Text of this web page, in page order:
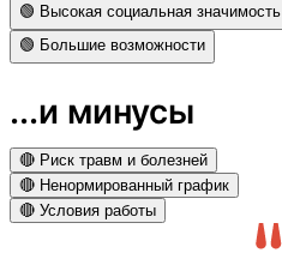
🟢 Высокая социальная значимость
🟢 Большие возможности
...и минусы
🔴 Риск травм и болезней
🔴 Ненормированный график
🔴 Условия работы